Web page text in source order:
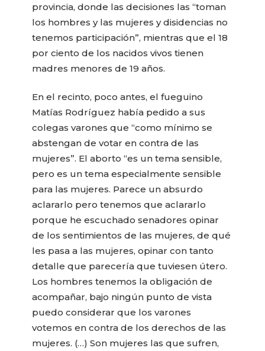
provincia, donde las decisiones las “toman
los hombres y las mujeres y disidencias no
tenemos participación”, mientras que el 18
por ciento de los nacidos vivos tienen
madres menores de 19 años.
En el recinto, poco antes, el fueguino
Matías Rodríguez había pedido a sus
colegas varones que “como mínimo se
abstengan de votar en contra de las
mujeres”. El aborto “es un tema sensible,
pero es un tema especialmente sensible
para las mujeres. Parece un absurdo
aclararlo pero tenemos que aclararlo
porque he escuchado senadores opinar
de los sentimientos de las mujeres, de qué
les pasa a las mujeres, opinar con tanto
detalle que parecería que tuviesen útero.
Los hombres tenemos la obligación de
acompañar, bajo ningún punto de vista
puedo considerar que los varones
votemos en contra de los derechos de las
mujeres. (…) Son mujeres las que sufren,